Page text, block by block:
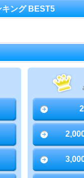
キング BEST5